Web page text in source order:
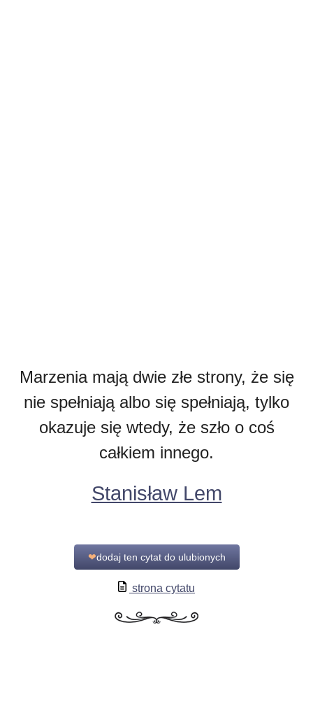
Marzenia mają dwie złe strony, że się
nie spełniają albo się spełniają, tylko
okazuje się wtedy, że szło o coś
całkiem innego.
Stanisław Lem
❤dodaj ten cytat do ulubionych
strona cytatu